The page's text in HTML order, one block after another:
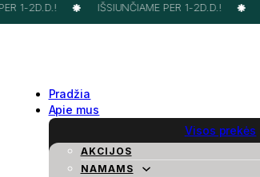
1-2D.D.! IŠSIUNČIAME PER 1-2D.D.!
Pradžia
Apie mus
Visos prekės
AKCIJOS
NAMAMS